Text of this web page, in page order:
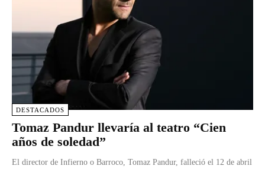
DESTACADOS
Tomaz Pandur llevaría al teatro “Cien
años de soledad”
El director de Infierno o Barroco, Tomaz Pandur, falleció el 12 de abril